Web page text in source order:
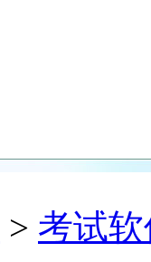
> 考试